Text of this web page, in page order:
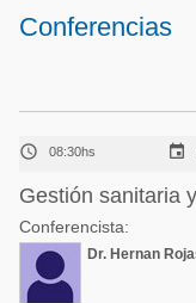
Avicultura
Porcicultura
Lechería
Balanceados -
Micotoxinas
Avicultura
Porcicultura
Ganadería
Lechería
Conferencias
 08:30hs 
Gestión sanitaria
Conferencista:
Dr. Hernan